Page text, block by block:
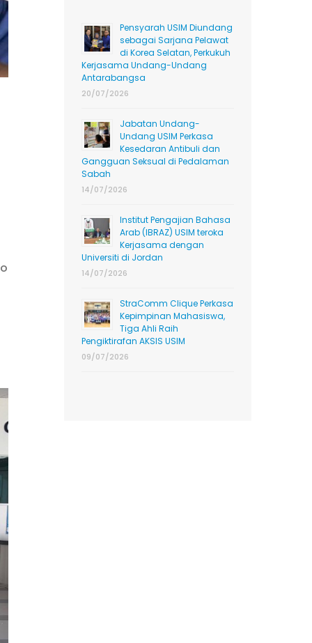
Pensyarah USIM Diundang
sebagai Sarjana Pelawat
di Korea Selatan, Perkukuh
Kerjasama Undang-Undang
Antarabangsa
20/07/2026
Jabatan Undang-
Undang USIM Perkasa
Kesedaran Antibuli dan
Gangguan Seksual di Pedalaman
Sabah
14/07/2026
Institut Pengajian Bahasa
Arab (IBRAZ) USIM teroka
Kerjasama dengan
Universiti di Jordan
14/07/2026
StraComm Clique Perkasa
Kepimpinan Mahasiswa,
Tiga Ahli Raih
Pengiktirafan AKSIS USIM
09/07/2026